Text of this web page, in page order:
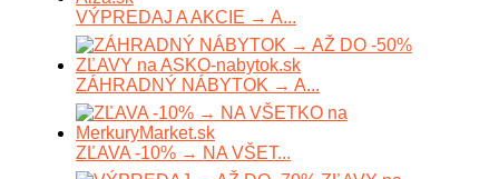
VÝPREDAJ A AKCIE → A...
ZÁHRADNÝ NÁBYTOK → A...
ZĽAVA -10% → NA VŠET...